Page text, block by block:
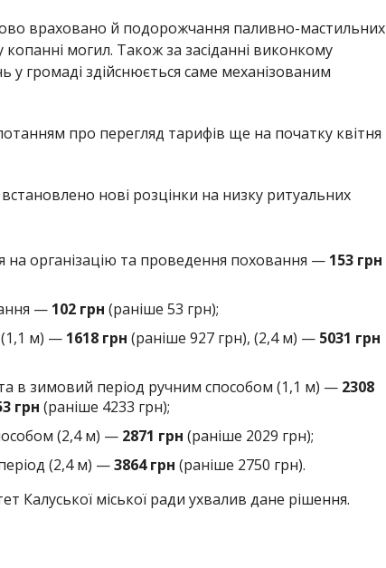
враховано й подорожчання паливно-мастильних
могил. Також за засіданні виконкому
у громаді здійснюється саме механізованим
про перегляд тарифів ще на початку квітня
нові розцінки на низку ритуальних
організацію та проведення поховання — 153 грн
— 102 грн (раніше 53 грн);
(1,1 м) — 1618 грн (раніше 927 грн), (2,4 м) — 5031 грн
в зимовий період ручним способом (1,1 м) — 2308
грн (раніше 4233 грн);
(2,4 м) — 2871 грн (раніше 2029 грн);
(2,4 м) —3864 грн (раніше 2750 грн).
Калуської міської ради ухвалив дане рішення.